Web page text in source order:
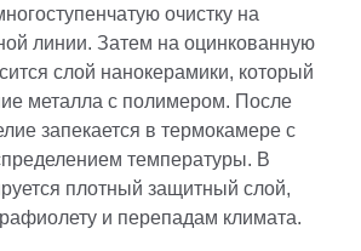
очистку на
линии. Затем на оцинкованную
слой нанокерамики, который
металла с полимером. После
запекается в термокамере с
температуры. В
плотный защитный слой,
и перепадам климата.